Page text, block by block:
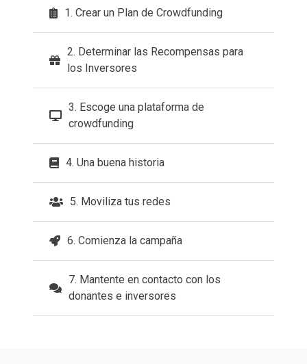
1. Crear un Plan de Crowdfunding
2. Determinar las Recompensas para
los Inversores
3. Escoge una plataforma de
crowdfunding
4. Una buena historia
5. Moviliza tus redes
6. Comienza la campaña
7. Mantente en contacto con los
donantes e inversores